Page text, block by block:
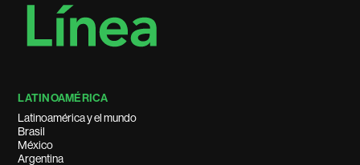
LATINOAMÉRICA
Latinoamérica y el mundo
Brasil
México
Argentina